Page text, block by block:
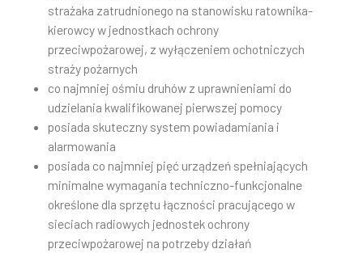
strażaka zatrudnionego na stanowisku ratownika-
kierowcy w jednostkach ochrony
przeciwpożarowej, z wyłączeniem ochotniczych
straży pożarnych
co najmniej ośmiu druhów z uprawnieniami do
udzielania kwalifikowanej pierwszej pomocy
posiada skuteczny system powiadamiania i
alarmowania
posiada co najmniej pięć urządzeń spełniających
minimalne wymagania techniczno-funkcjonalne
określone dla sprzętu łączności pracującego w
sieciach radiowych jednostek ochrony
przeciwpożarowej na potrzeby działań